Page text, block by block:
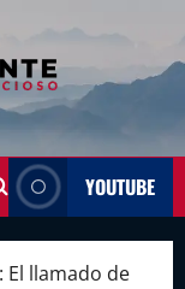
YOUTUBE
El llamado de